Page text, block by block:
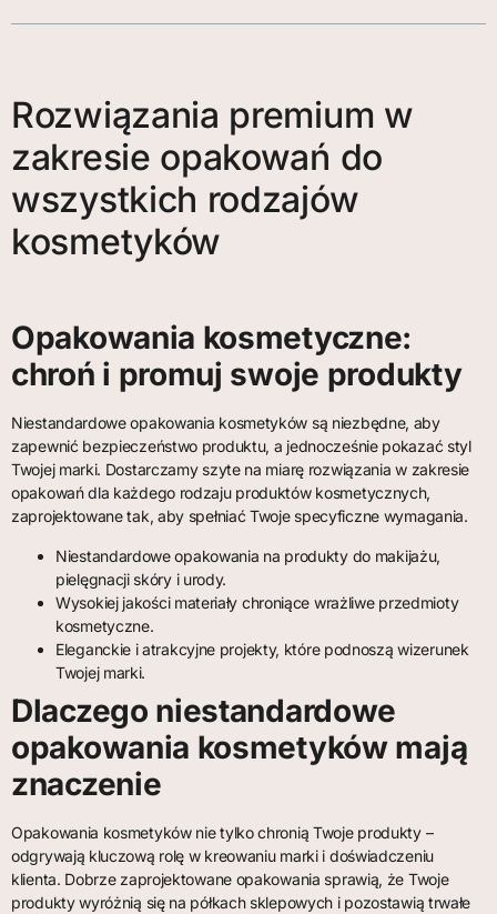
Rozwiązania premium w
zakresie opakowań do
wszystkich rodzajów
kosmetyków
Opakowania kosmetyczne:
chroń i promuj swoje produkty
Niestandardowe opakowania kosmetyków są niezbędne, aby
zapewnić bezpieczeństwo produktu, a jednocześnie pokazać styl
Twojej marki. Dostarczamy szyte na miarę rozwiązania w zakresie
opakowań dla każdego rodzaju produktów kosmetycznych,
zaprojektowane tak, aby spełniać Twoje specyficzne wymagania.
Niestandardowe opakowania na produkty do makijażu,
pielęgnacji skóry i urody.
Wysokiej jakości materiały chroniące wrażliwe przedmioty
kosmetyczne.
Eleganckie i atrakcyjne projekty, które podnoszą wizerunek
Twojej marki.
Dlaczego niestandardowe
opakowania kosmetyków mają
znaczenie
Opakowania kosmetyków nie tylko chronią Twoje produkty –
odgrywają kluczową rolę w kreowaniu marki i doświadczeniu
klienta. Dobrze zaprojektowane opakowania sprawią, że Twoje
produkty wyróżnią się na półkach sklepowych i pozostawią trwałe